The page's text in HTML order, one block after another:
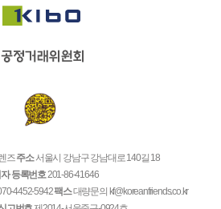
즈주소서울시 강남구 강남대로 140길 18
등록번호201-86-41646
4452-5942팩스대량문의 kf@koreanfriends.co.kr